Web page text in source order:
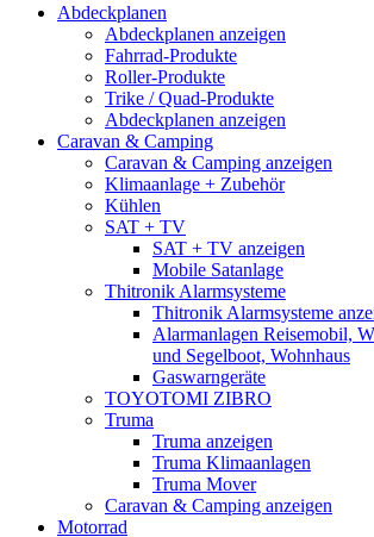
Abdeckplanen
Abdeckplanen anzeigen
Fahrrad-Produkte
Roller-Produkte
Trike / Quad-Produkte
Abdeckplanen anzeigen
Caravan & Camping
Caravan & Camping anzeigen
Klimaanlage + Zubehör
Kühlen
SAT + TV
SAT + TV anzeigen
Mobile Satanlage
Thitronik Alarmsysteme
Thitronik Alarmsysteme
Alarmanlagen Reisemobil,
und Segelboot, Wohnhaus
Gaswarngeräte
TOYOTOMI ZIBRO
Truma
Truma anzeigen
Truma Klimaanlagen
Truma Mover
Caravan & Camping anzeigen
Motorrad